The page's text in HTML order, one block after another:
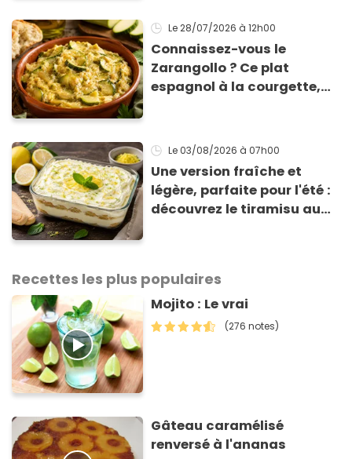
Le 28/07/2026 à 12h00
Connaissez-vous le
Zarangollo ? Ce plat
espagnol à la courgette,
Le 03/08/2026 à 07h00
Une version fraîche et
légère, parfaite pour l'été :
découvrez le tiramisu au
Recettes les plus populaires
Mojito : Le vrai
(276 notes)
Gâteau caramélisé
renversé à l'ananas